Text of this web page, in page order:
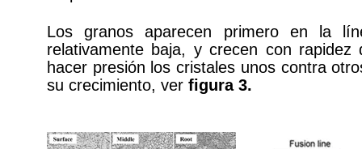
Los granos aparecen primero en la
relativamente baja, y crecen con
hacer presión los cristales unos contra
su crecimiento, ver figura 3.